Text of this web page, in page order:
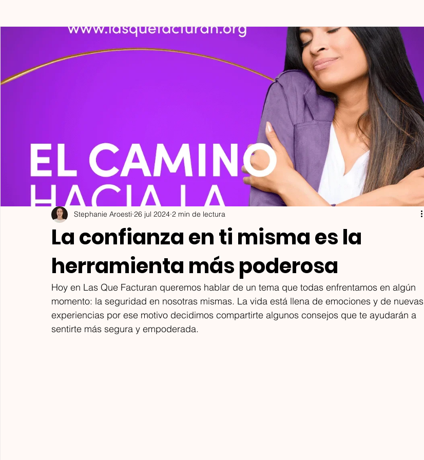
Experiencia y Práctica Autoconciencia y Reflexión Empatía y Comprensión Emocional
Acceso a Información de Calidad
La confianza en ti misma es la
herramienta más poderosa
Stephanie Aroesti 26 jul 2024 2 min de lectura
Hoy en Las Que Facturan queremos hablar de un tema que todas enfrentamos en algún
momento: la seguridad en nosotras mismas. La vida está llena de emociones y de nuevas
experiencias por ese motivo decidimos compartirte algunos consejos que te ayudarán a
sentirte más segura y empoderada.